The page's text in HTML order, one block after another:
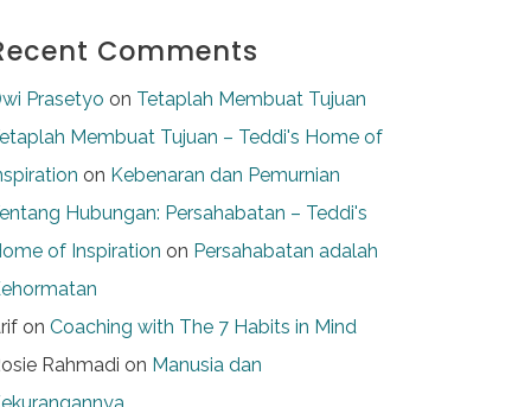
Comments
Prasetyo on Tetaplah Membuat Tujuan
Membuat Tujuan – Teddi's Home of
on Kebenaran dan Pemurnian
Hubungan: Persahabatan – Teddi's
of Inspiration on Persahabatan adalah
on Coaching with The 7 Habits in Mind
Rahmadi on Manusia dan